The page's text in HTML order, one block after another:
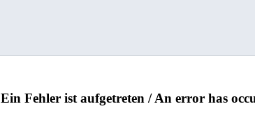
Ein Fehler ist aufgetreten / An error has